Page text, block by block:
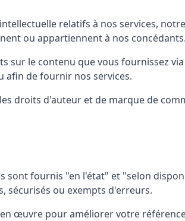
relatifs à nos services,
ou appartiennent à nos concédants.
sur le contenu que vous fournissez
afin de fournir nos services.
droits d'auteur et de marque de
sont fournis "en l'état" et "selon
sécurisés ou exempts d'erreurs.
œuvre pour améliorer votre